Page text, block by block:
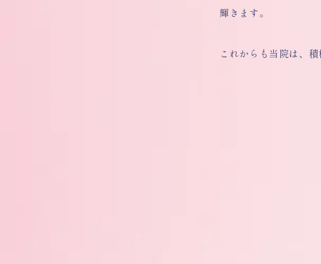
輝きます。
これからも当院は、